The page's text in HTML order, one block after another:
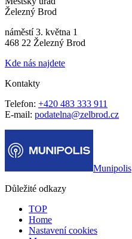
Železný Brod
náměstí 3. května 1
468 22 Železný Brod
Kde nás najdete
Kontakty
Telefon: +420 483 333 911
E-mail: podatelna@zelbrod.cz
Munipolis
Důležité odkazy
TOP
Home
Nastavení cookies